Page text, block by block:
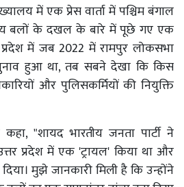
में एक प्रेस वार्ता में पश्चिम बंगाल
बलों के दखल के बारे में पूछे गए एक
में जब 2022 में रामपुर लोकसभा
हुआ था, तब सबने देखा कि किस
और पुलिसकर्मियों की नियुक्ति
"शायद भारतीय जनता पार्टी ने
प्रदेश में एक 'ट्रायल' किया था और
मुझे जानकारी मिली है कि उन्होंने